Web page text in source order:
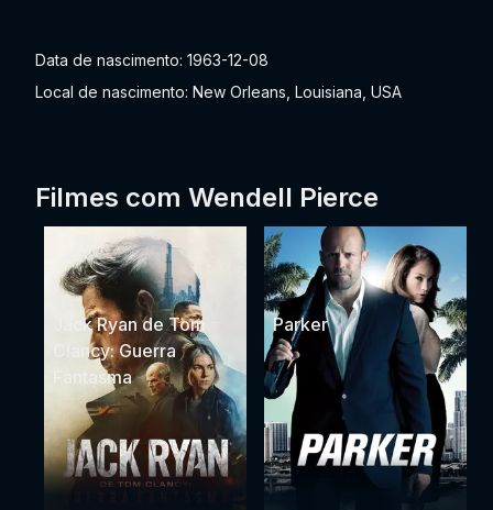
Data de nascimento: 1963-12-08
Local de nascimento: New Orleans, Louisiana, USA
Filmes com Wendell Pierce
Jack Ryan de Tom
Clancy: Guerra
Fantasma
Parker